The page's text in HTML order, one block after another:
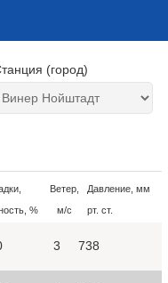
(город)
%
Ветер,
м/с
Давление, мм
рт. ст.
3 738